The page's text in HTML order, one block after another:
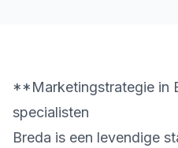
**Marketingstrategie in
specialisten
Breda is een levendige